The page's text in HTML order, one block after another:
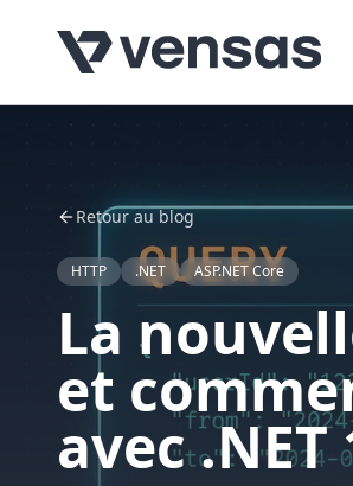
Retour au blog
HTTP .NET ASP.NET Core
La
et
avec .NET